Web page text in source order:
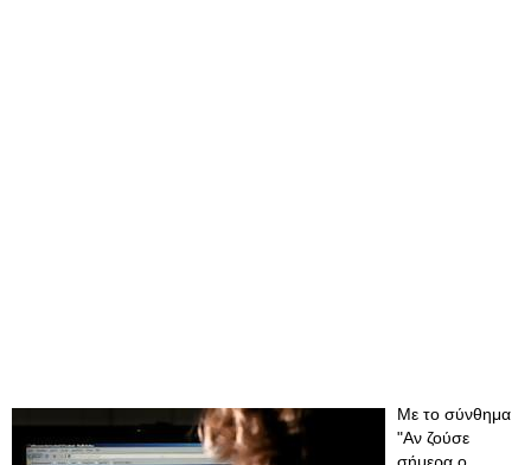
Με το σύνθημα
"Αν ζούσε